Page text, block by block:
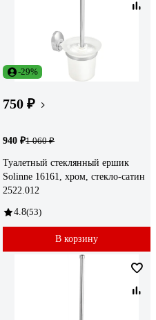
-29%
750 ₽
940 ₽1 060 ₽
Туалетный стеклянный ершик
Solinne 16161, хром, стекло-сатин
2522.012
4.8(53)
В корзину